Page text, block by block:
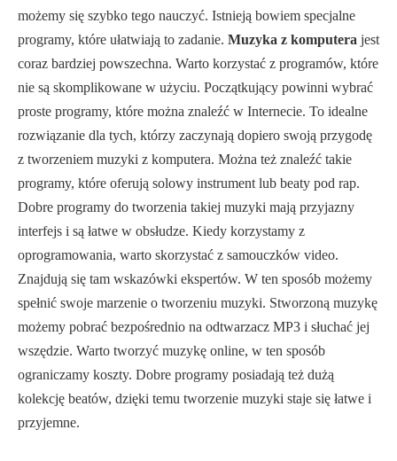
możemy się szybko tego nauczyć. Istnieją bowiem specjalne
programy, które ułatwiają to zadanie. Muzyka z komputera jest
coraz bardziej powszechna. Warto korzystać z programów, które
nie są skomplikowane w użyciu. Początkujący powinni wybrać
proste programy, które można znaleźć w Internecie. To idealne
rozwiązanie dla tych, którzy zaczynają dopiero swoją przygodę
z tworzeniem muzyki z komputera. Można też znaleźć takie
programy, które oferują solowy instrument lub beaty pod rap.
Dobre programy do tworzenia takiej muzyki mają przyjazny
interfejs i są łatwe w obsłudze. Kiedy korzystamy z
oprogramowania, warto skorzystać z samouczków video.
Znajdują się tam wskazówki ekspertów. W ten sposób możemy
spełnić swoje marzenie o tworzeniu muzyki. Stworzoną muzykę
możemy pobrać bezpośrednio na odtwarzacz MP3 i słuchać jej
wszędzie. Warto tworzyć muzykę online, w ten sposób
ograniczamy koszty. Dobre programy posiadają też dużą
kolekcję beatów, dzięki temu tworzenie muzyki staje się łatwe i
przyjemne.